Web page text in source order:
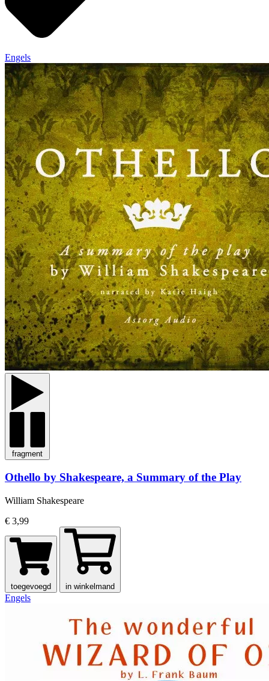
Engels
fragment
Othello by Shakespeare, a Summary of the Play
William Shakespeare
€ 3,99
toegevoegd in winkelmand
Engels